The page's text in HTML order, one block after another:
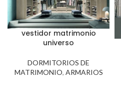
vestidor matrimonio
universo
DORMITORIOS DE
MATRIMONIO, ARMARIOS